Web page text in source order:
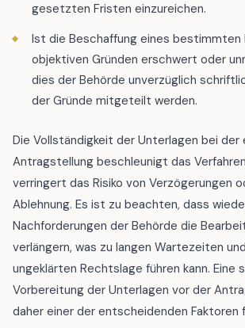
gesetzten Fristen einzureichen.
Ist die Beschaffung eines bestimmten
objektiven Gründen erschwert oder
dies der Behörde unverzüglich
der Gründe mitgeteilt werden.
Die Vollständigkeit der Unterlagen bei der
Antragstellung beschleunigt das
verringert das Risiko von Verzögerungen
Ablehnung. Es ist zu beachten, dass
Nachforderungen der Behörde die
verlängern, was zu langen Wartezeiten
ungeklärten Rechtslage führen kann. Eine
Vorbereitung der Unterlagen vor der
daher einer der entscheidenden Faktoren